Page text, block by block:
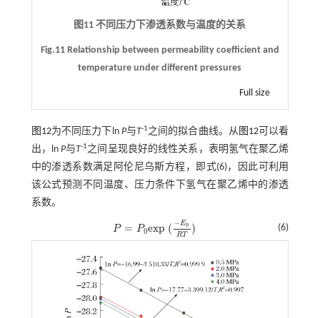
图11 不同压力下渗透系数与温度的关系
Fig.11 Relationship between permeability coefficient and
temperature under different pressures
Full size
图12为不同压力下ln P与T-1之间的拟合曲线。从图12可以看
出，ln P与T-1之间呈现良好的线性关系，表明氢气在聚乙烯
中的渗透系数满足阿伦尼乌斯方程，即式(6)，因此可利用
该公式预测不同温度、压力条件下氢气在聚乙烯中的渗透
系数。
P = P0exp ( −Ep
RT )
P= P0 exp (-Ep RT) (6)